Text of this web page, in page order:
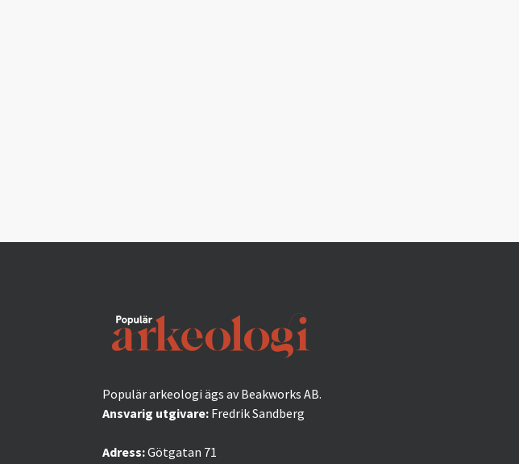
Populär arkeologi ägs av Beakworks AB.
Ansvarig utgivare: Fredrik Sandberg
Adress:Götgatan 71